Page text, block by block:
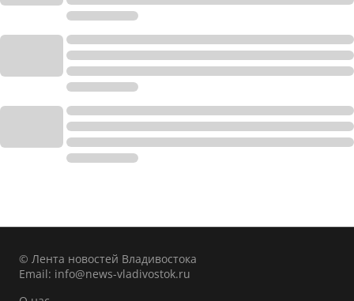
© Лента новостей Владивостока
Email: info@news-vladivostok.ru